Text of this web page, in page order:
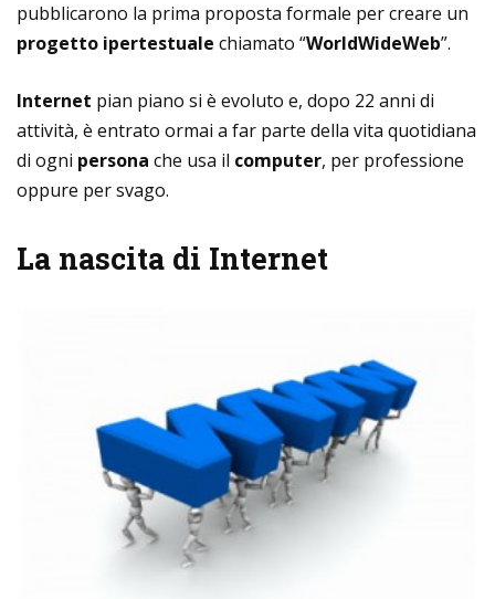
pubblicarono la prima proposta formale per creare un
progetto ipertestuale chiamato “WorldWideWeb”.
Internet pian piano si è evoluto e, dopo 22 anni di
attività, è entrato ormai a far parte della vita quotidiana
di ogni persona che usa il computer, per professione
oppure per svago.
La nascita di Internet